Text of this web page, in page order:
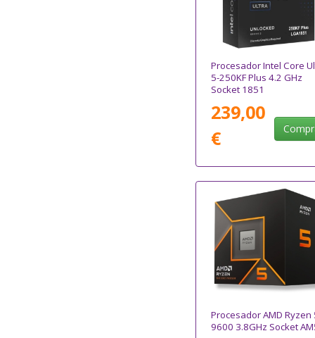
Procesador Intel Core
5-250KF Plus 4.2 GHz
Socket 1851
239,00
€
Procesador AMD Ryzen
9600 3.8GHz Socket